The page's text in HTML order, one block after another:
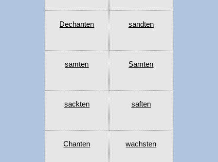
Dechanten sandten
samten Samten
sackten saften
Chanten wachsten